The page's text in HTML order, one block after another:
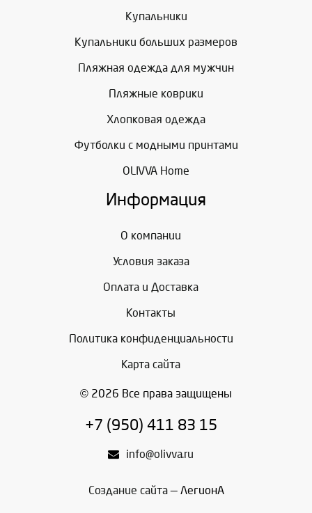
Купальники
Купальники больших размеров
Пляжная одежда для мужчин
Пляжные коврики
Хлопковая одежда
Футболки с модными принтами
OLIVVA Home
Информация
О компании
Условия заказа
Оплата и Доставка
Контакты
Политика конфиденциальности
Карта сайта
© 2026 Все права защищены
+7 (950) 411 83 15
info@olivva.ru
Создание сайта— ЛегионА